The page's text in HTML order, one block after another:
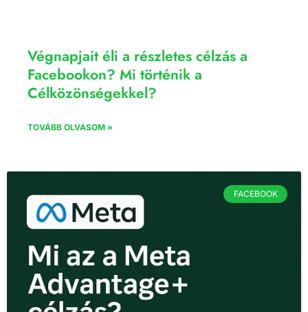
Végnapjait éli a részletes célzás a
Facebookon? Mi történik a
Célközönségekkel?
TOVÁBB OLVASOM »
FACEBOOK